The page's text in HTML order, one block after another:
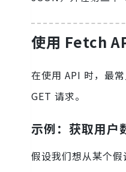
使用 Fetch
在使用 API 时，最
GET 请求。
示例：获取用户
假设我们想从某个假